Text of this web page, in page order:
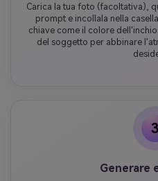
Carica la tua foto (facoltativa),
prompt e incollala nella
chiave come il colore
del soggetto per abbinare
3
Generare